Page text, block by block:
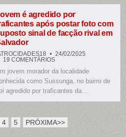
FRENTE
DO
FILHO
EM
SIMÕES
é agredido por
após postar foto com
sinal de facção rival em
24/02/2025
19 COMENTÁRIOSEM
É
AGREDIDO
POR
TRAFICANTES
APÓS
POSTAR
SUPOSTO
SINAL
jovem morador da localidade
como Sussunga, no bairro de
agredido por traficantes da…
4 5 PRÓXIMA>>